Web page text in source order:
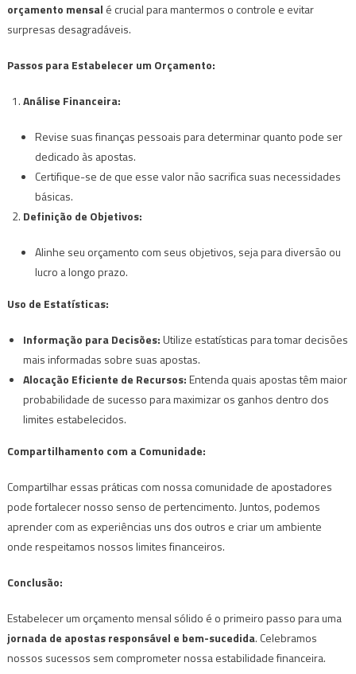
orçamento mensal é crucial para mantermos o controle e evitar
surpresas desagradáveis.
Passos para Estabelecer um Orçamento:
Análise Financeira:
Revise suas finanças pessoais para determinar quanto pode ser
dedicado às apostas.
Certifique-se de que esse valor não sacrifica suas necessidades
básicas.
Definição de Objetivos:
Alinhe seu orçamento com seus objetivos, seja para diversão ou
lucro a longo prazo.
Uso de Estatísticas:
Informação para Decisões:Utilize estatísticas para tomar decisões
mais informadas sobre suas apostas.
Alocação Eficiente de Recursos:Entenda quais apostas têm maior
probabilidade de sucesso para maximizar os ganhos dentro dos
limites estabelecidos.
Compartilhamento com a Comunidade:
Compartilhar essas práticas com nossa comunidade de apostadores
pode fortalecer nosso senso de pertencimento. Juntos, podemos
aprender com as experiências uns dos outros e criar um ambiente
onde respeitamos nossos limites financeiros.
Conclusão:
Estabelecer um orçamento mensal sólido é o primeiro passo para uma
jornada de apostas responsável e bem-sucedida. Celebramos
nossos sucessos sem comprometer nossa estabilidade financeira.